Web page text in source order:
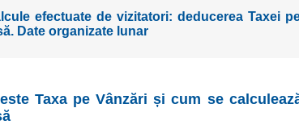
efectuate de vizitatori: deducerea Taxei
Date organizate lunar
Taxa pe Vânzări și cum se